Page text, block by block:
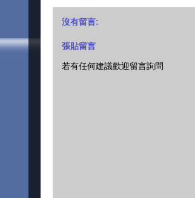
沒有留言:
張貼留言
若有任何建議歡迎留言詢問